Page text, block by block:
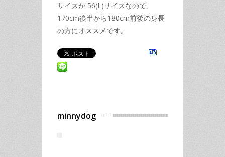
サイズが 56(L)サイズなので、
170cm後半から180cm前後の身長
の方にオススメです。
minnydog